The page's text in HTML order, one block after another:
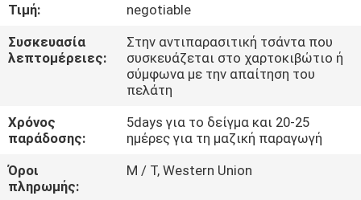
ΠΟΙΟΤΙΚΌΣ
ΈΛΕΓΧΟΣ
ΝΈΑ
Τιμή:
negotiable
Συσκευασία
λεπτομέρειες:
Στην αντιπαρασιτική τσάντα που
συσκευάζεται στο χαρτοκιβώτιο ή
σύμφωνα με την απαίτηση του
πελάτη
Χρόνος
παράδοσης:
5days για το δείγμα και 20-25
ημέρες για τη μαζική παραγωγή
Όροι
πληρωμής:
Μ / Τ, Western Union